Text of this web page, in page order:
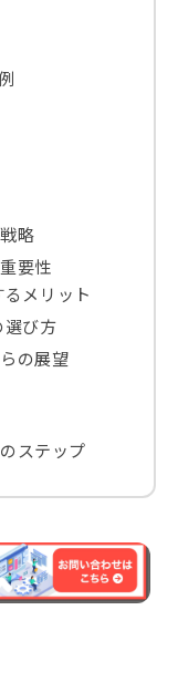
略
要性
メリット
び方
の展望
ステップ